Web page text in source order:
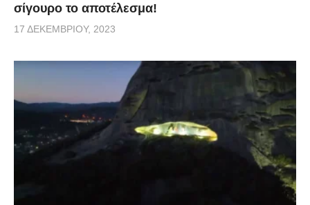
σίγουρο το αποτέλεσμα!
17 ΔΕΚΕΜΒΡΊΟΥ, 2023